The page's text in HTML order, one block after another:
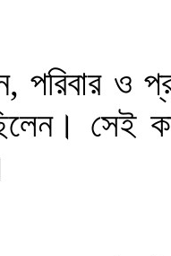
পরিবার ও
সেই